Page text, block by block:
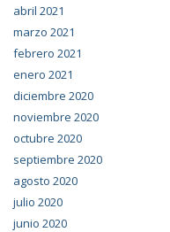
abril 2021
marzo 2021
febrero 2021
enero 2021
diciembre 2020
noviembre 2020
octubre 2020
septiembre 2020
agosto 2020
julio 2020
junio 2020